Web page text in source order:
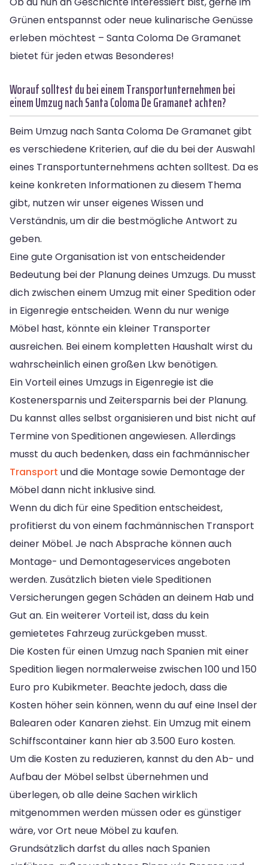
Grünen entspannst oder neue kulinarische Genüsse
erleben möchtest – Santa Coloma De Gramanet
bietet für jeden etwas Besonderes!
Worauf solltest du bei einem Transportunternehmen bei
einem Umzug nach Santa Coloma De Gramanet achten?
Beim Umzug nach Santa Coloma De Gramanet gibt
es verschiedene Kriterien, auf die du bei der Auswahl
eines Transportunternehmens achten solltest. Da es
keine konkreten Informationen zu diesem Thema
gibt, nutzen wir unser eigenes Wissen und
Verständnis, um dir die bestmögliche Antwort zu
geben.
Eine gute Organisation ist von entscheidender
Bedeutung bei der Planung deines Umzugs. Du musst
dich zwischen einem Umzug mit einer Spedition oder
in Eigenregie entscheiden. Wenn du nur wenige
Möbel hast, könnte ein kleiner Transporter
ausreichen. Bei einem kompletten Haushalt wirst du
wahrscheinlich einen großen Lkw benötigen.
Ein Vorteil eines Umzugs in Eigenregie ist die
Kostenersparnis und Zeitersparnis bei der Planung.
Du kannst alles selbst organisieren und bist nicht auf
Termine von Speditionen angewiesen. Allerdings
musst du auch bedenken, dass ein fachmännischer
Transport und die Montage sowie Demontage der
Möbel dann nicht inklusive sind.
Wenn du dich für eine Spedition entscheidest,
profitierst du von einem fachmännischen Transport
deiner Möbel. Je nach Absprache können auch
Montage- und Demontageservices angeboten
werden. Zusätzlich bieten viele Speditionen
Versicherungen gegen Schäden an deinem Hab und
Gut an. Ein weiterer Vorteil ist, dass du kein
gemietetes Fahrzeug zurückgeben musst.
Die Kosten für einen Umzug nach Spanien mit einer
Spedition liegen normalerweise zwischen 100 und 150
Euro pro Kubikmeter. Beachte jedoch, dass die
Kosten höher sein können, wenn du auf eine Insel der
Balearen oder Kanaren ziehst. Ein Umzug mit einem
Schiffscontainer kann hier ab 3.500 Euro kosten.
Um die Kosten zu reduzieren, kannst du den Ab- und
Aufbau der Möbel selbst übernehmen und
überlegen, ob alle deine Sachen wirklich
mitgenommen werden müssen oder es günstiger
wäre, vor Ort neue Möbel zu kaufen.
Grundsätzlich darfst du alles nach Spanien